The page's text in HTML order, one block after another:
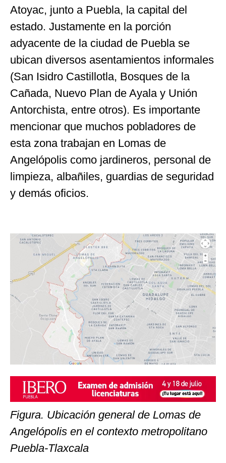
Atoyac, junto a Puebla, la capital del
estado. Justamente en la porción
adyacente de la ciudad de Puebla se
ubican diversos asentamientos informales
(San Isidro Castillotla, Bosques de la
Cañada, Nuevo Plan de Ayala y Unión
Antorchista, entre otros). Es importante
mencionar que muchos pobladores de
esta zona trabajan en Lomas de
Angelópolis como jardineros, personal de
limpieza, albañiles, guardias de seguridad
y demás oficios.
Figura. Ubicación general de Lomas de
Angelópolis en el contexto metropolitano
Puebla-Tlaxcala